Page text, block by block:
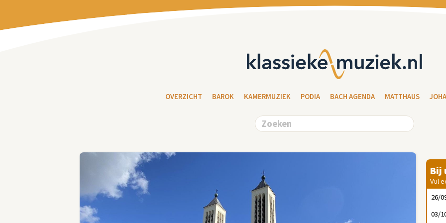
OVERZICHT BAROK KAMERMUZIEK PODIA BACH AGENDA MATTHAUS
Bij
Vul
26/
03/